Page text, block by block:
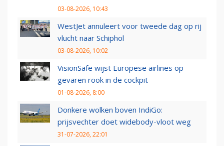
03-08-2026, 10:43
WestJet annuleert voor tweede dag op rij
vlucht naar Schiphol
03-08-2026, 10:02
VisionSafe wijst Europese airlines op
gevaren rook in de cockpit
01-08-2026, 8:00
Donkere wolken boven IndiGo:
prijsvechter doet widebody-vloot weg
31-07-2026, 22:01